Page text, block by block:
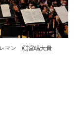
マン (C)宮嶋大貴